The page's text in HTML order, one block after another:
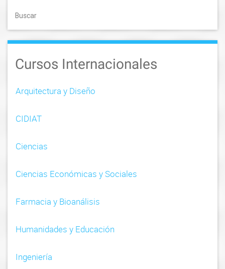
n
a
v
a
n
Buscar
Cursos Internacionales
Arquitectura y Diseño
CIDIAT
Ciencias
Ciencias Económicas y Sociales
Farmacia y Bioanálisis
Humanidades y Educación
Ingeniería